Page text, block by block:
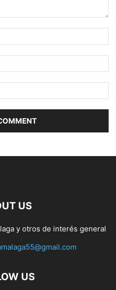
US
y otros de interés general
US